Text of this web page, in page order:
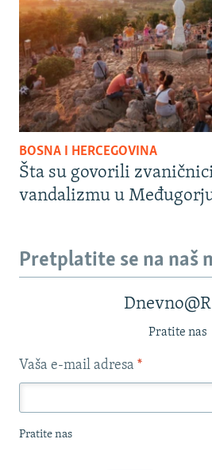
BOSNA I HERCEGOVINA
Šta su govorili
vandalizmu u
Pretplatite se na naš
Pratite nas
Vaša e-mail adresa *
Pratite nas